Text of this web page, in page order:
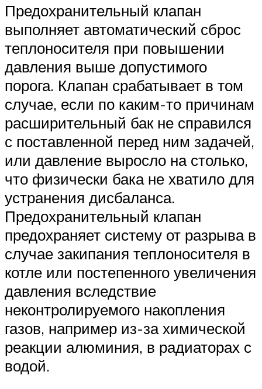
Предохранительный клапан
выполняет автоматический сброс
теплоносителя при повышении
давления выше допустимого
порога. Клапан срабатывает в том
случае, если по каким-то причинам
расширительный бак не справился
с поставленной перед ним задачей,
или давление выросло на столько,
что физически бака не хватило для
устранения дисбаланса.
Предохранительный клапан
предохраняет систему от разрыва в
случае закипания теплоносителя в
котле или постепенного увеличения
давления вследствие
неконтролируемого накопления
газов, например из-за химической
реакции алюминия, в радиаторах с
водой.